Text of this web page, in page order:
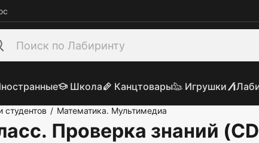
Школа Канцтовары Игрушки
/ Математика. Мультимедиа
Проверка знаний